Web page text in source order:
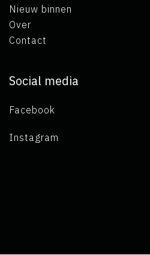
Nieuw binnen
Over
Contact
Social media
Facebook
Instagram